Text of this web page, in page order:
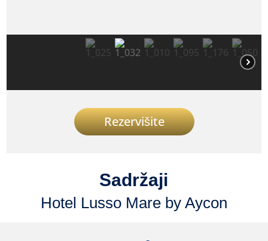
Rezervišite
Sadržaji
Hotel Lusso Mare by Aycon